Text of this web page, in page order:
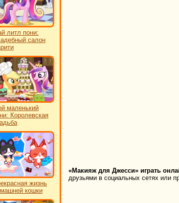
литл пони:
салон
маленький
Королевская
жизнь
кошки
«Макияж для Джесси» играть
друзьями в социальных сетях или